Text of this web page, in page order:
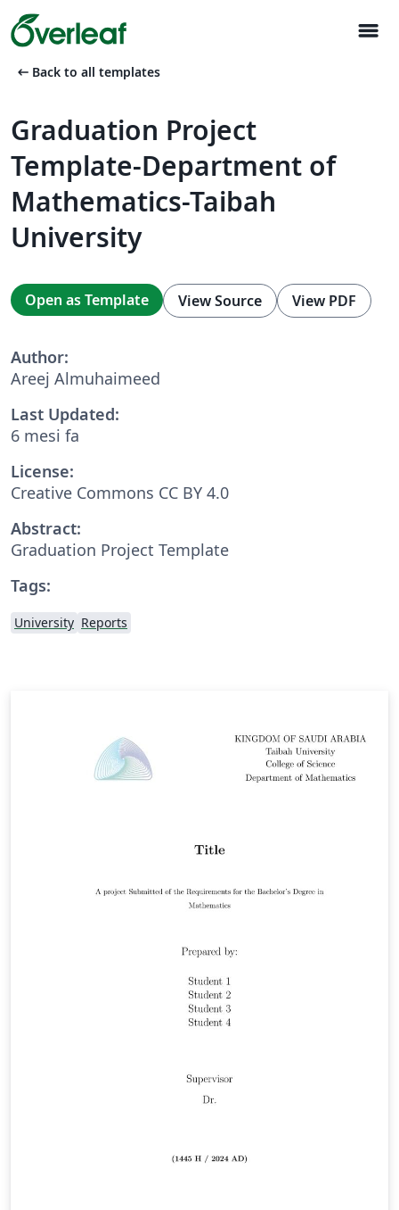
menu
arrow_left_alt Back to all templates
Graduation Project
Template-Department of
Mathematics-Taibah
University
Open as Template View Source View PDF
Author:
Areej Almuhaimeed
Last Updated:
6 mesi fa
License:
Creative Commons CC BY 4.0
Abstract:
Graduation Project Template
Tags:
University Reports